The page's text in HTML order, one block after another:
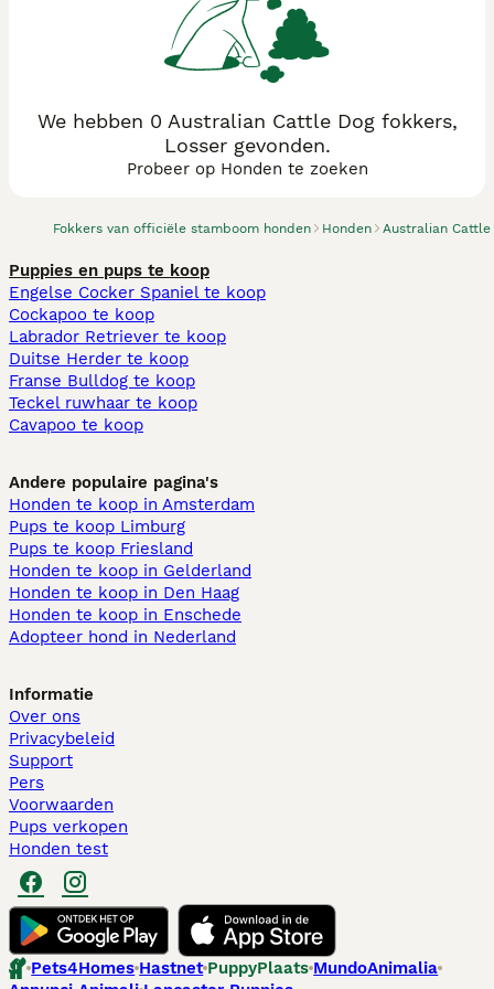
Fokkers van officiële stamboom honden Honden Australian Cattle
We hebben 0 Australian Cattle Dog fokkers,
Losser gevonden.
Probeer op Honden te zoeken
Puppies en pups te koop
Engelse Cocker Spaniel te koop
Cockapoo te koop
Labrador Retriever te koop
Duitse Herder te koop
Franse Bulldog te koop
Teckel ruwhaar te koop
Cavapoo te koop
Andere populaire pagina's
Honden te koop in Amsterdam
Pups te koop Limburg​
Pups te koop Friesland​
Honden te koop in Gelderland
Honden te koop in Den Haag
Honden te koop in Enschede
Adopteer hond in Nederland
Informatie
Over ons
Privacybeleid
Support
Pers
Voorwaarden
Pups verkopen
Honden test
Pets4Homes Hastnet PuppyPlaats MundoAnimalia